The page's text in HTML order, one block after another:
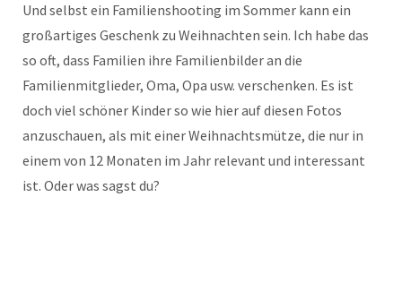
Und selbst ein Familienshooting im Sommer kann ein
großartiges Geschenk zu Weihnachten sein. Ich habe das
so oft, dass Familien ihre Familienbilder an die
Familienmitglieder, Oma, Opa usw. verschenken. Es ist
doch viel schöner Kinder so wie hier auf diesen Fotos
anzuschauen, als mit einer Weihnachtsmütze, die nur in
einem von 12 Monaten im Jahr relevant und interessant
ist. Oder was sagst du?